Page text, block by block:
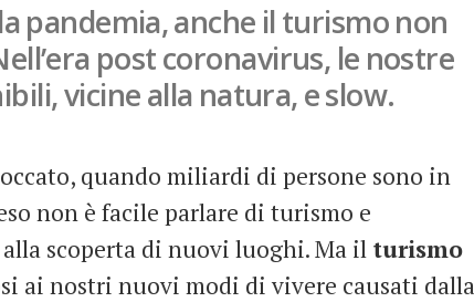
pandemia, anche il turismo non
post coronavirus, le nostre
vicine alla natura, e slow.
quando miliardi di persone sono in
non è facile parlare di turismo e
scoperta di nuovi luoghi. Ma il turismo
ai nostri nuovi modi di vivere causati dalla